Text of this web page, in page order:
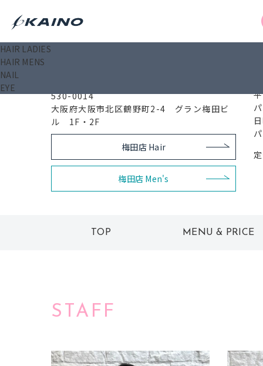
HAIR LADIES
HAIR MENS
NAIL
EYE
530-0014
大阪府大阪市北区鶴野町2-4 グラン梅田ビ
ル 1F・2F
梅田店 Hair
梅田店 Men's
TOP MENU & PRICE
STAFF